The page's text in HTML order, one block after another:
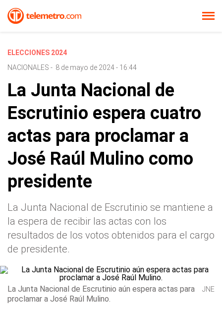
ELECCIONES 2024
NACIONALES - 8 de mayo de 2024 - 16:44
La Junta Nacional de
Escrutinio espera cuatro
actas para proclamar a
José Raúl Mulino como
presidente
La Junta Nacional de Escrutinio se mantiene a
la espera de recibir las actas con los
resultados de los votos obtenidos para el cargo
de presidente.
La Junta Nacional de Escrutinio aún espera actas para
proclamar a José Raúl Mulino.
JNE